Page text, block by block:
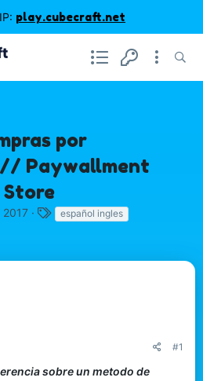
play.cubecraft.net
por
Paywallment
2017
Tespañol ingles
#1
sobre un metodo de